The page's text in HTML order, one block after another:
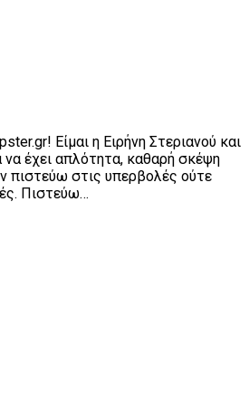
Είμαι η Ειρήνη Στεριανού και
έχει απλότητα, καθαρή σκέψη
πιστεύω στις υπερβολές ούτε
Πιστεύω…